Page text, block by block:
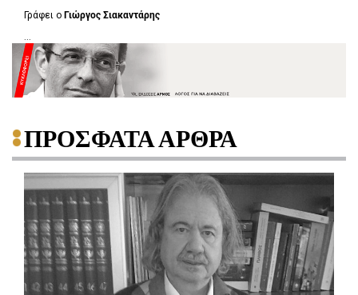
Γράφει ο Γιώργος Σιακαντάρης
ΠΡΟΣΦΑΤΑ ΑΡΘΡΑ